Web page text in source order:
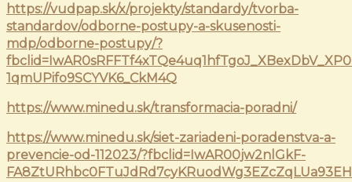
https://vudpap.sk/x/projekty/standardy/tvorba-
standardov/odborne-postupy-a-skusenosti-
mdp/odborne-postupy/?
1qmUPifo9SCYVK6_CkM4Q
https://www.minedu.sk/transformacia-poradni/
https://www.minedu.sk/siet-zariadeni-poradenstva-a-
prevencie-od-112023/?fbclid=IwAR00jw2nlGkF-